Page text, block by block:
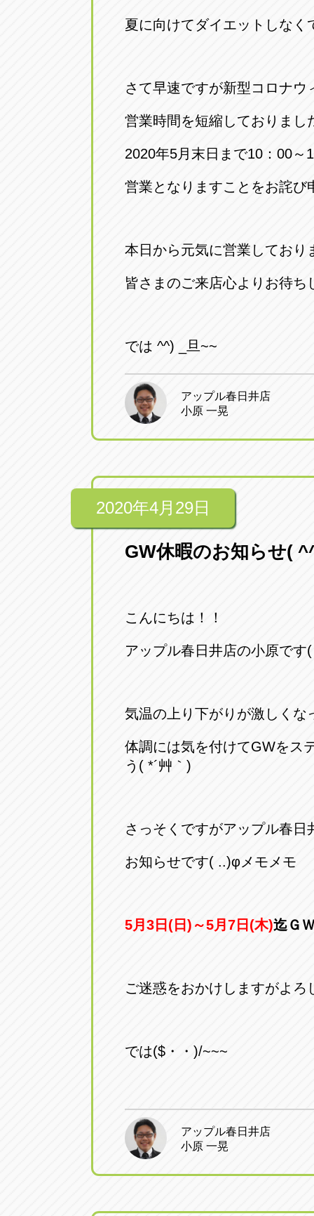
夏に向けてダイエットしなく
さて早速ですが新型コロナウ
営業時間を短縮しておりまし
2020年5月末日まで10：00～
営業となりますことをお詫び
本日から元気に営業しており
皆さまのご来店心よりお待ち
では ^^) _旦~~
アップル春日井店
小原 一晃
2020年4月29日
GW休暇のお知らせ(
こんにちは！！
アップル春日井店の小原です
気温の上り下がりが激しくな
体調には気を付けてGWをス
う( *´艸｀)
さっそくですがアップル春日
お知らせです( ..)φメモメモ
5月3日(日)～5月7日(木)迄Ｇ
ご迷惑をおかけしますがよ
では($・・)/~~~
アップル春日井店
小原 一晃